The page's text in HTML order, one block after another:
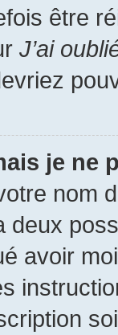
être
J’ai
je ne
nom
deux
avoir